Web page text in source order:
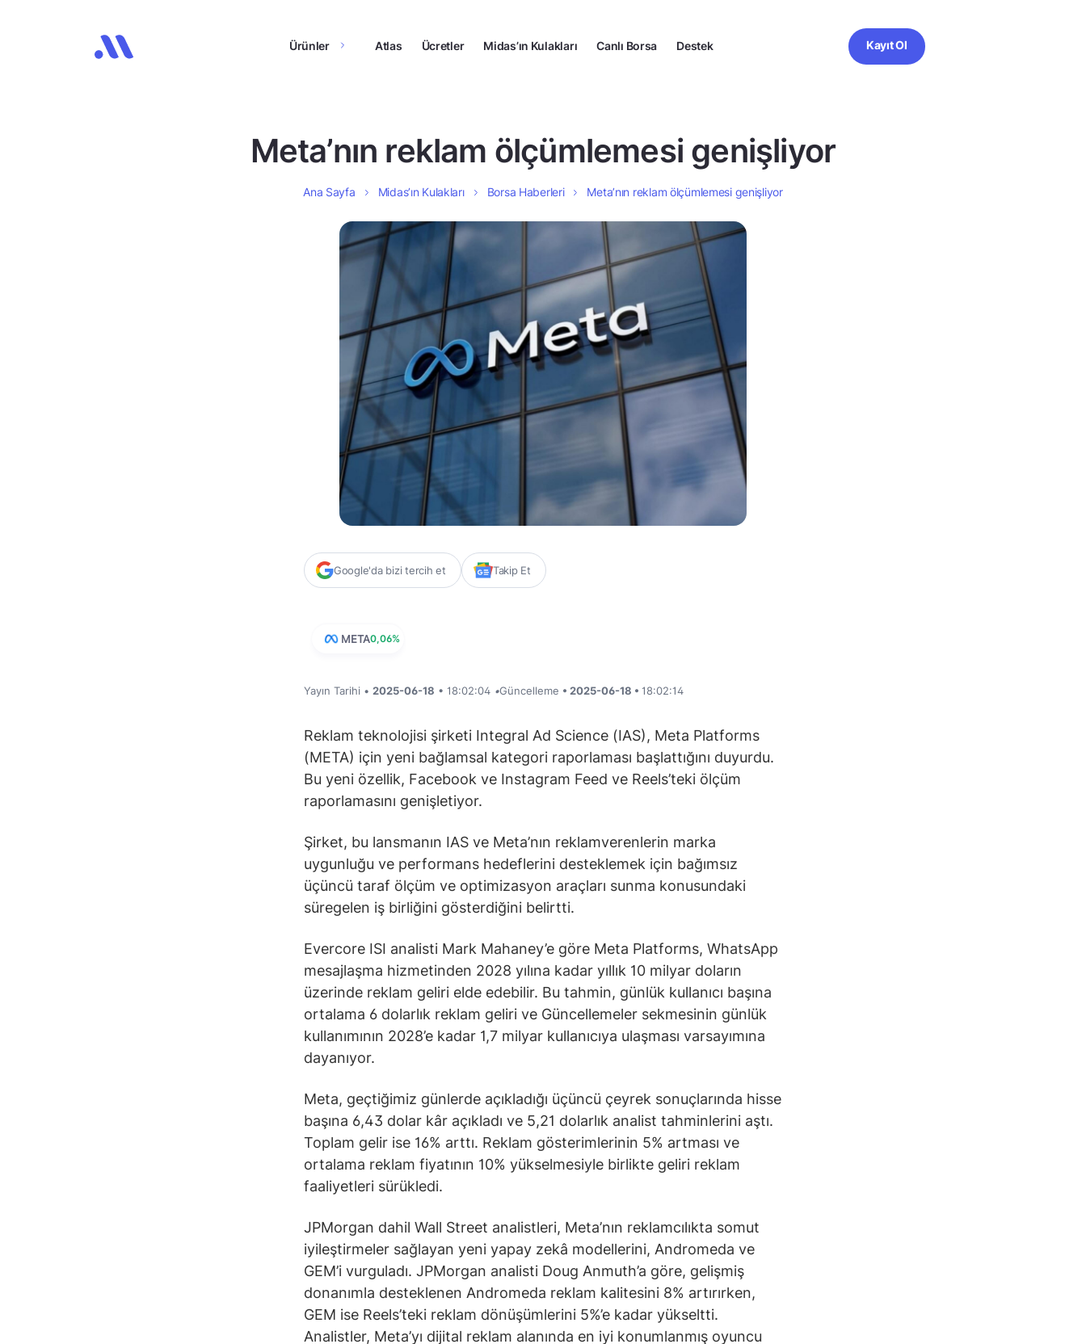
Ürünler Atlas Ücretler Midas’ın Kulakları Canlı Borsa Destek Kayıt Ol
Meta’nın reklam ölçümlemesi genişliyor
Ana Sayfa Midas’ın Kulakları Borsa Haberleri Meta’nın reklam ölçümlemesi genişliyor
Google'da bizi tercih et Takip Et
META0,06%
Yayın Tarihi • 2025-06-18 • 18:02:04 •Güncelleme • 2025-06-18 • 18:02:14
Reklam teknolojisi şirketi Integral Ad Science (IAS), Meta Platforms
(META) için yeni bağlamsal kategori raporlaması başlattığını duyurdu.
Bu yeni özellik, Facebook ve Instagram Feed ve Reels’teki ölçüm
raporlamasını genişletiyor.
Şirket, bu lansmanın IAS ve Meta’nın reklamverenlerin marka
uygunluğu ve performans hedeflerini desteklemek için bağımsız
üçüncü taraf ölçüm ve optimizasyon araçları sunma konusundaki
süregelen iş birliğini gösterdiğini belirtti.
Evercore ISI analisti Mark Mahaney’e göre Meta Platforms, WhatsApp
mesajlaşma hizmetinden 2028 yılına kadar yıllık 10 milyar doların
üzerinde reklam geliri elde edebilir. Bu tahmin, günlük kullanıcı başına
ortalama 6 dolarlık reklam geliri ve Güncellemeler sekmesinin günlük
kullanımının 2028’e kadar 1,7 milyar kullanıcıya ulaşması varsayımına
dayanıyor.
Meta, geçtiğimiz günlerde açıkladığı üçüncü çeyrek sonuçlarında hisse
başına 6,43 dolar kâr açıkladı ve 5,21 dolarlık analist tahminlerini aştı.
Toplam gelir ise 16% arttı. Reklam gösterimlerinin 5% artması ve
ortalama reklam fiyatının 10% yükselmesiyle birlikte geliri reklam
faaliyetleri sürükledi.
JPMorgan dahil Wall Street analistleri, Meta’nın reklamcılıkta somut
iyileştirmeler sağlayan yeni yapay zekâ modellerini, Andromeda ve
GEM’i vurguladı. JPMorgan analisti Doug Anmuth’a göre, gelişmiş
donanımla desteklenen Andromeda reklam kalitesini 8% artırırken,
GEM ise Reels’teki reklam dönüşümlerini 5%’e kadar yükseltti.
Analistler, Meta’yı dijital reklam alanında en iyi konumlanmış oyuncu